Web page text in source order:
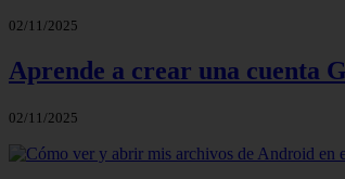
02/11/2025
Aprende a crear una cuenta
02/11/2025